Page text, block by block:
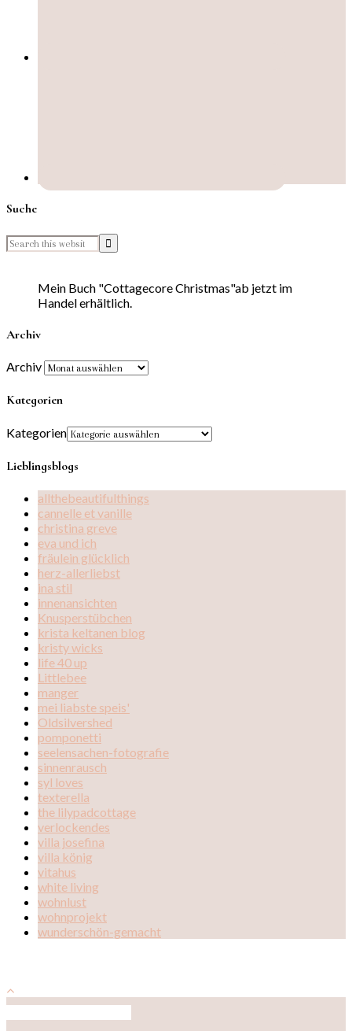
Suche
Mein Buch "Cottagecore Christmas"ab jetzt im
Handel erhältlich.
Archiv
Archiv
Kategorien
Kategorien
Lieblingsblogs
allthebeautifulthings
cannelle et vanille
christina greve
eva und ich
fräulein glücklich
herz-allerliebst
ina stil
innenansichten
Knusperstübchen
krista keltanen blog
kristy wicks
life 40 up
Littlebee
manger
mei liabste speis'
Oldsilvershed
pomponetti
seelensachen-fotografie
sinnenrausch
syl loves
texterella
the lilypadcottage
verlockendes
villa josefina
villa könig
vitahus
white living
wohnlust
wohnprojekt
wunderschön-gemacht